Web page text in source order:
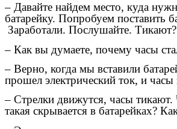
– Давайте найдем место, куда
батарейку. Попробуем поставить
Заработали. Послушайте. Тикают?
– Как вы думаете, почему часы
– Верно, когда мы вставили
прошел электрический ток, и часы
– Стрелки движутся, часы тикают.
такая скрывается в батарейках?